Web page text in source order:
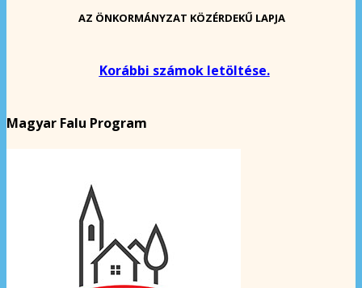
AZ ÖNKORMÁNYZAT KÖZÉRDEKŰ LAPJA
Korábbi számok letöltése.
Magyar Falu Program